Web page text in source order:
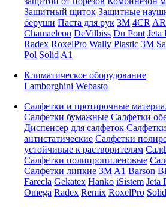
Защитный щиток Защитные
беруши Паста для рук 3M 4CR
Chamaeleon DeVilbiss Du Pont Jeta
Radex RoxelPro Wally Plastic 3M
Pol Solid A1
Климатическое оборудование
Lamborghini Webasto
Салфетки и протирочные
Салфетки бумажные Салфетки
Диспенсер для салфеток
антистатические Салфетки
устойчивые к растворителям
Салфетки полипропиленовые
Салфетки липкие 3M A1 Barson
Farecla Gekatex Hanko iSistem Jeta
Omega Radex Remix RoxelPro Solid